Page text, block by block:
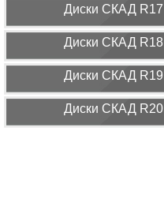
Диcки СКАД R17
Диcки СКАД R18
Диcки СКАД R19
Диcки СКАД R20